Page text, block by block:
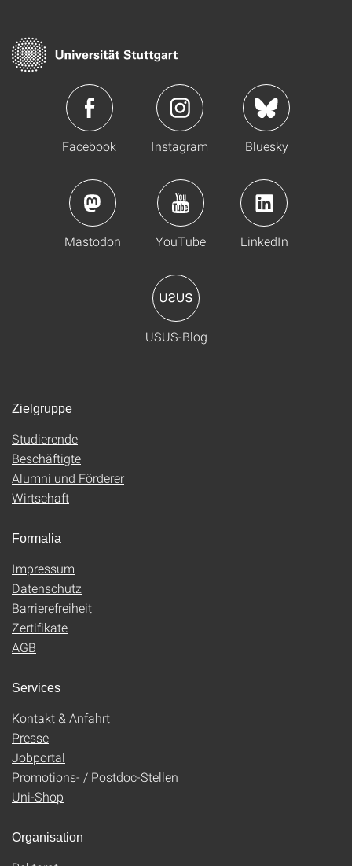
Facebook Instagram Bluesky
Mastodon YouTube LinkedIn
USUS-Blog
Zielgruppe
Studierende
Beschäftigte
Alumni und Förderer
Wirtschaft
Formalia
Impressum
Datenschutz
Barrierefreiheit
Zertifikate
AGB
Services
Kontakt & Anfahrt
Presse
Jobportal
Promotions- / Postdoc-Stellen
Uni-Shop
Organisation